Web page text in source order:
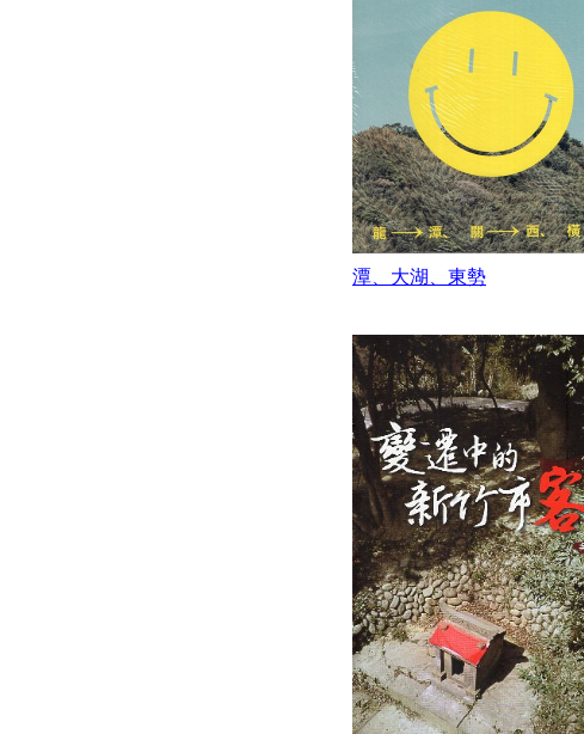
潭、大湖、東勢